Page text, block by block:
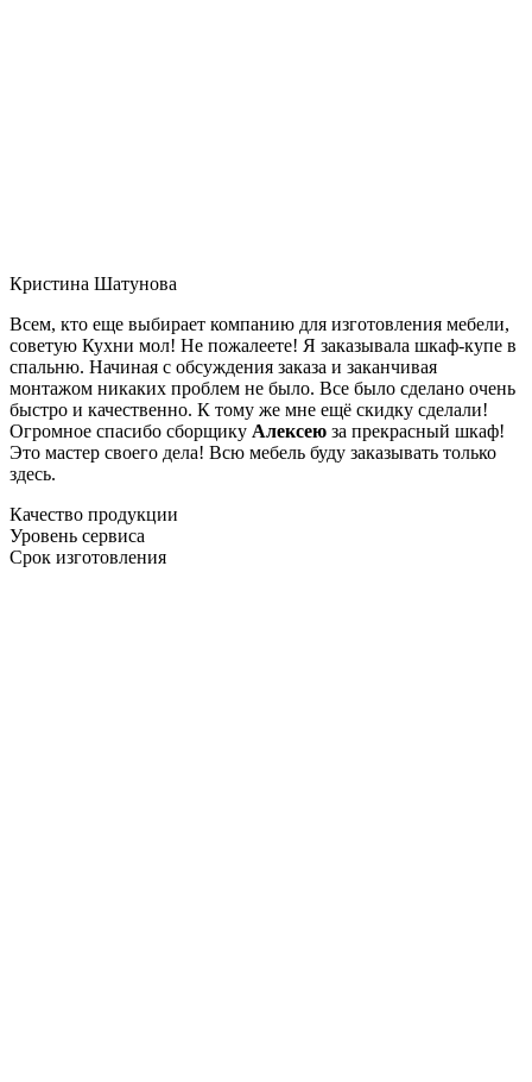
Кристина Шатунова
Всем, кто еще выбирает компанию для изготовления мебели,
советую Кухни мол! Не пожалеете! Я заказывала шкаф-купе в
спальню. Начиная с обсуждения заказа и заканчивая
монтажом никаких проблем не было. Все было сделано очень
быстро и качественно. К тому же мне ещё скидку сделали!
Огромное спасибо сборщику Алексею за прекрасный шкаф!
Это мастер своего дела! Всю мебель буду заказывать только
здесь.
Качество продукции
Уровень сервиса
Срок изготовления